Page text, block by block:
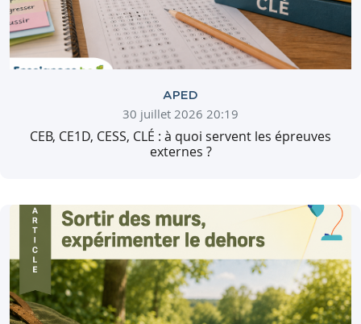
APED
30 juillet 2026 20:19
CEB, CE1D, CESS, CLÉ : à quoi servent les épreuves
externes ?